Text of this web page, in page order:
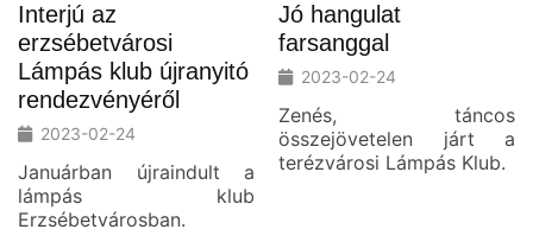
Interjú az
erzsébetvárosi
Lámpás klub újranyitó
rendezvényéről
2023-02-24
Januárban újraindult a
lámpás klub
Erzsébetvárosban.
Jó hangulat
farsanggal
2023-02-24
Zenés, táncos
összejövetelen járt a
terézvárosi Lámpás Klub.